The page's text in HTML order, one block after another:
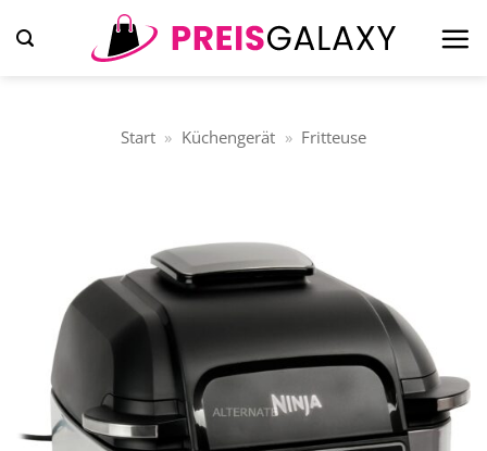
Inhalt
Start » Küchengerät » Fritteuse